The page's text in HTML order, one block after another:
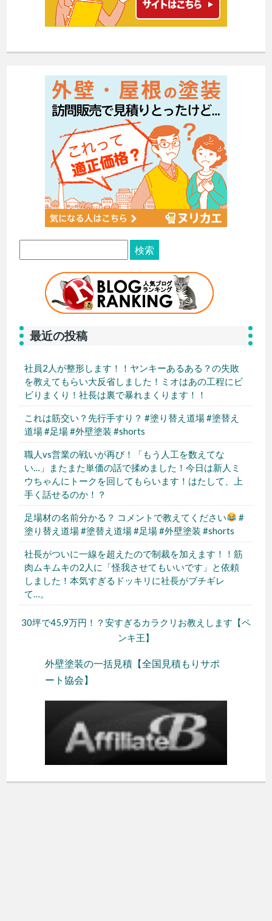
最近の投稿
社員2人が整形します！！ヤンキーあるある？の失敗
を教えてもらい大反省しました！ミオはあの工程にビ
ビりまくり！社長は裏で暴れまくります！！
これは筋交い？先行手すり？ #塗り替え道場 #塗替え
道場 #足場 #外壁塗装 #shorts
職人vs営業の戦いが再び！「もう人工を数えてな
い…」またまた単価の話で揉めました！今日は新人ミ
ウちゃんにトークを回してもらいます！はたして、上
手く話せるのか！？
足場材の名前分かる？ コメントで教えてください
#
塗り替え道場 #塗替え道場 #足場 #外壁塗装 #shorts
社長がついに一線を超えたので制裁を加えます！！筋
肉ムキムキの2人に「怪我させてもいいです」と依頼
しました！本気すぎるドッキリに社長がブチギレ
て…。
30坪で45,9万円！？安すぎるカラクリお教えします【ペ
ンキ王】
外壁塗装の一括見積【全国見積もりサポ
ート協会】